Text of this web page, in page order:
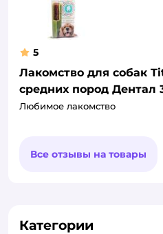
5
Лакомство для собак
средних пород Дентал
Любимое лакомство
Все отзывы на товары
Категории